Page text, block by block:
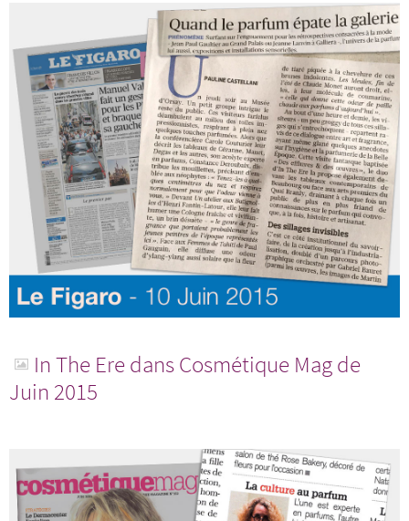
In The Ere dans Cosmétique Mag de
Juin 2015